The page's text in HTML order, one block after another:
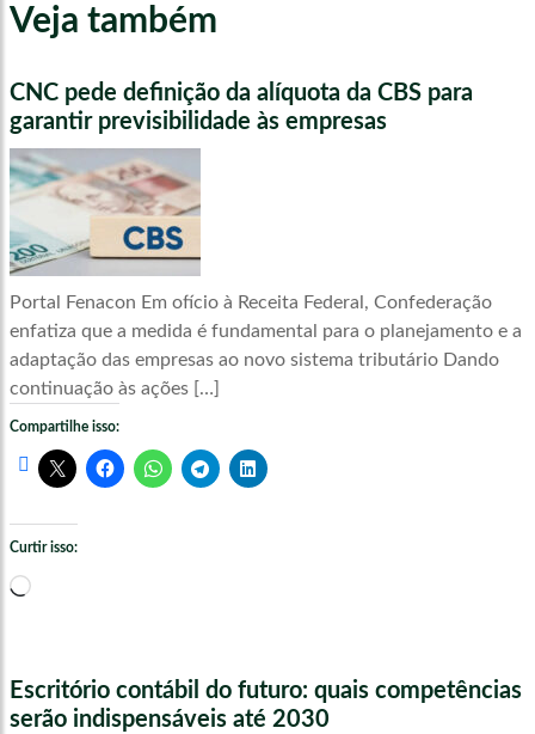
Veja também
CNC pede definição da alíquota da CBS para
garantir previsibilidade às empresas
Portal Fenacon Em ofício à Receita Federal, Confederação
enfatiza que a medida é fundamental para o planejamento e a
adaptação das empresas ao novo sistema tributário Dando
continuação às ações […]
Compartilhe isso:
Curtir isso:
Carregando...
Escritório contábil do futuro: quais competências
serão indispensáveis até 2030